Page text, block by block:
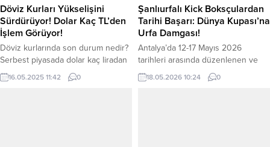
Döviz Kurları Yükselişini
Sürdürüyor! Dolar Kaç TL’den
İşlem Görüyor!
Döviz kurlarında son durum nedir?
Serbest piyasada dolar kaç liradan
işlem görüyor? Haftanın son işlem
gününde döviz kurlarında son
16.05.2025 11:42 0
Şanlıurfalı Kick Boksçulardan
Tarihi Başarı: Dünya Kupası’na
Urfa Damgası!
Antalya’da 12-17 Mayıs 2026
tarihleri arasında düzenlenen ve
adeta nefesleri kesen Kıck Boks
Dünya Kupası Şampiyonası’nda,
18.05.2026 10:24 0